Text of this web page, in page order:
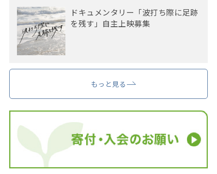
ドキュメンタリー「波打ち際に足跡
を残す」自主上映募集
もっと見る